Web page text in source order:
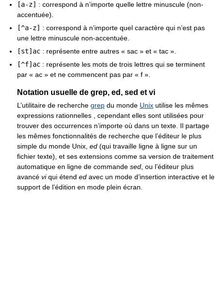
[a-z] : correspond à n’importe quelle lettre minuscule (non-
accentuée).
[^a-z] : correspond à n’importe quel caractère qui n’est pas
une lettre minuscule non-accentuée.
[st]ac : représente entre autres « sac » et « tac ».
[^f]ac : représente les mots de trois lettres qui se terminent
par « ac » et ne commencent pas par « f ».
Notation usuelle de grep, ed, sed et vi
L’utilitaire de recherche grep du monde Unix utilise les mêmes
expressions rationnelles , cependant elles sont utilisées pour
trouver des occurrences n’importe où dans un texte. Il partage
les mêmes fonctionnalités de recherche que l’éditeur le plus
simple du monde Unix, ed (qui travaille ligne à ligne sur un
fichier texte), et ses extensions comme sa version de traitement
automatique en ligne de commande sed, ou l’éditeur plus
avancé viqui étend ed avec un mode d’insertion interactive et le
support de l’édition en mode plein écran.